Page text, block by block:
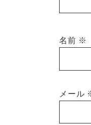
名前 ※
メール